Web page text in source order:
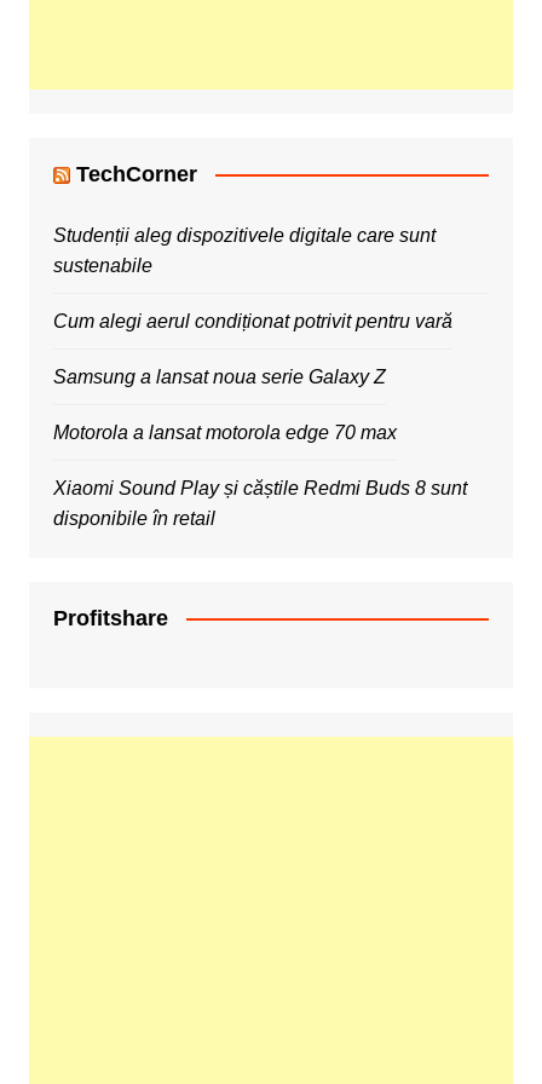
TechCorner
Studenții aleg dispozitivele digitale care sunt
sustenabile
Cum alegi aerul condiționat potrivit pentru vară
Samsung a lansat noua serie Galaxy Z
Motorola a lansat motorola edge 70 max
Xiaomi Sound Play și căștile Redmi Buds 8 sunt
disponibile în retail
Profitshare